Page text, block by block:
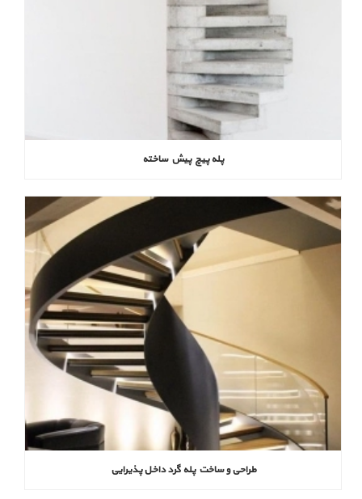
پله پیچ پیش‌ ساخته
طراحی و ساخت پله گرد داخل پذیرایی